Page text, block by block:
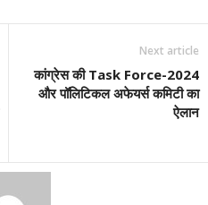
Next article
कांग्रेस की Task Force-2024
और पॉलिटिकल अफेयर्स कमिटी का
ऐलान